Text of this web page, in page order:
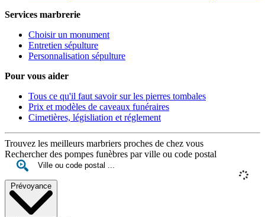
Services marbrerie
Choisir un monument
Entretien sépulture
Personnalisation sépulture
Pour vous aider
Tous ce qu'il faut savoir sur les pierres tombales
Prix et modèles de caveaux funéraires
Cimetières, législiation et réglement
Trouvez les meilleurs marbriers proches de chez vous
Rechercher des pompes funèbres par ville ou code postal
Prévoyance